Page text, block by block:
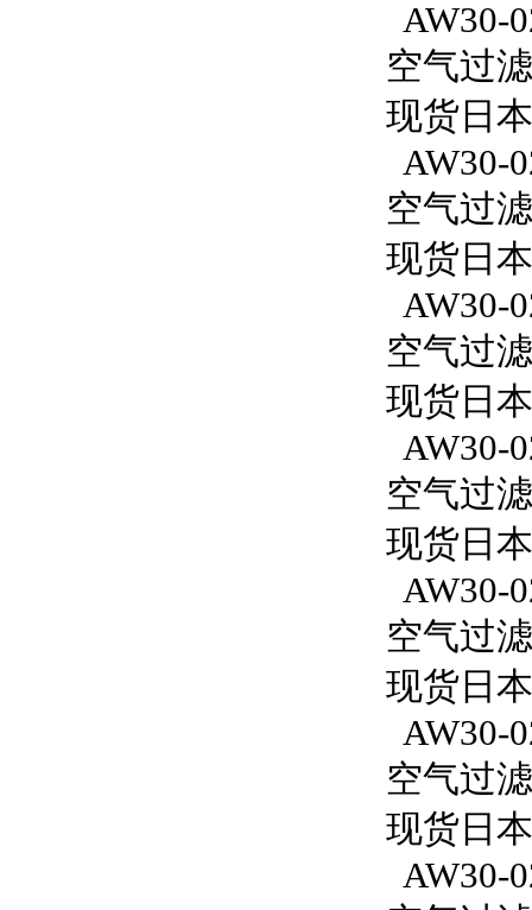
AW30-
空气过
现货日
AW30-
空气过
现货日
AW30-
空气过
现货日
AW30-
空气过
现货日
AW30-
空气过
现货日
AW30-
空气过
现货日
AW30-